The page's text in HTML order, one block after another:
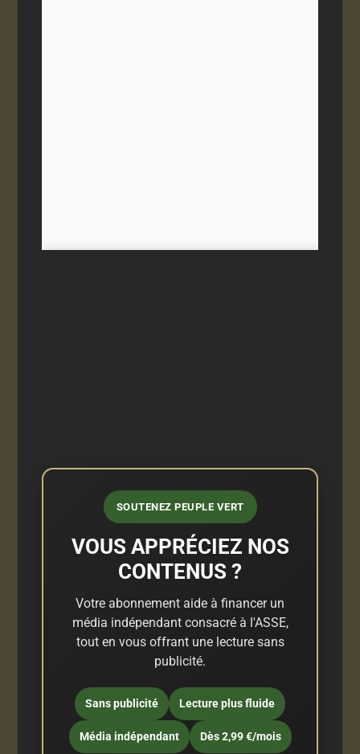
SOUTENEZ PEUPLE VERT
VOUS APPRÉCIEZ NOS
CONTENUS ?
Votre abonnement aide à financer un
média indépendant consacré à l'ASSE,
tout en vous offrant une lecture sans
publicité.
Sans publicité Lecture plus fluide
Média indépendant Dès 2,99 €/mois